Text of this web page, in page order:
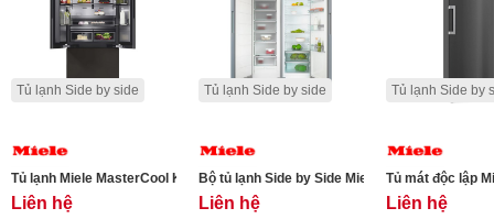
Tủ lạnh Side by side
Tủ lạnh Miele MasterCool KFMC 3844 FD - 576L
Liên hệ
Tủ lạnh Side by side
Bộ tủ lạnh Side by Side Miele FNS 4382 D - KS
Liên hệ
Tủ lạnh Side by
Tủ mát độc lập
Liên hệ